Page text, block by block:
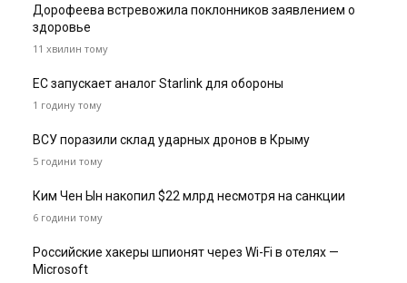
Дорофеева встревожила поклонников заявлением о
здоровье
11 хвилин тому
ЕС запускает аналог Starlink для обороны
1 годину тому
ВСУ поразили склад ударных дронов в Крыму
5 години тому
Ким Чен Ын накопил $22 млрд несмотря на санкции
6 години тому
Российские хакеры шпионят через Wi-Fi в отелях —
Microsoft